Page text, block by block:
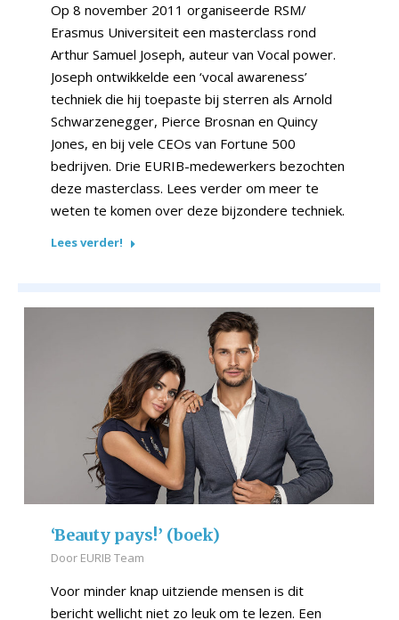
Op 8 november 2011 organiseerde RSM/
Erasmus Universiteit een masterclass rond
Arthur Samuel Joseph, auteur van Vocal power.
Joseph ontwikkelde een ‘vocal awareness’
techniek die hij toepaste bij sterren als Arnold
Schwarzenegger, Pierce Brosnan en Quincy
Jones, en bij vele CEOs van Fortune 500
bedrijven. Drie EURIB-medewerkers bezochten
deze masterclass. Lees verder om meer te
weten te komen over deze bijzondere techniek.
Lees verder!
‘Beauty pays!’ (boek)
Door EURIB Team
Voor minder knap uitziende mensen is dit
bericht wellicht niet zo leuk om te lezen. Een